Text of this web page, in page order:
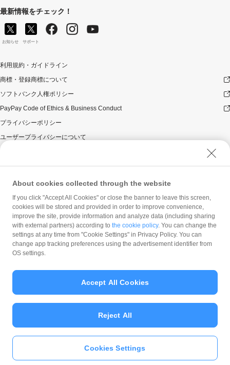
PayPayアプリをダウンロ
ード＞＞
最新情報をチェック！
お知らせ サポート
利用規約・ガイドライン
商標・登録商標について
ソフトバンク人権ポリシー
PayPay Code of Ethics & Business Conduct
プライバシーポリシー
ユーザープライバシーについて
ウェブサイト利用規約
反社会的勢力に対する方針
勧誘方針
マネロン等基本方針
カスタマーハラスメントに関する当社の考え方
© PayPay Corporation
About cookies collected through the website
If you click "Accept All Cookies" or close the banner to leave this screen,
cookies will be stored and provided in order to improve convenience,
improve the site, provide information and analyze data (including sharing
with external partners) according to the cookie policy. You can change the
settings at any time from "Cookie Settings" in Privacy Policy. You can
change app tracking preferences using the advertisement identifier from
OS settings.
Cookies Settings
Reject All
Accept All Cookies